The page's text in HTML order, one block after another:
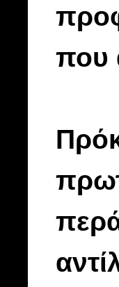
που